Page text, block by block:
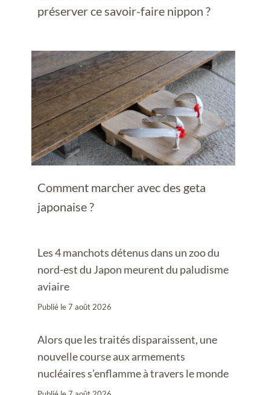
préserver ce savoir-faire nippon ?
Comment marcher avec des geta
japonaise ?
Les 4 manchots détenus dans un zoo du
nord-est du Japon meurent du paludisme
aviaire
Publié le7 août 2026
Alors que les traités disparaissent, une
nouvelle course aux armements
nucléaires s’enflamme à travers le monde